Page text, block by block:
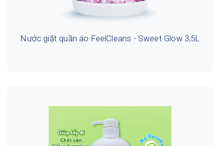
Nước giặt quần áo FeelCleans - Sweet Glow 3,5L